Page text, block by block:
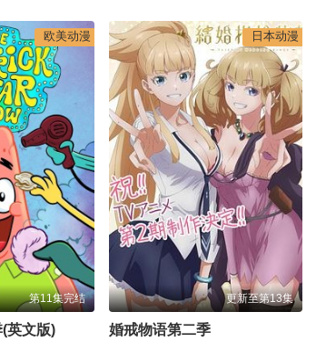
欧美动漫
第11集完结
英文版)
日本动漫
更新至第13集
婚戒物语第二季